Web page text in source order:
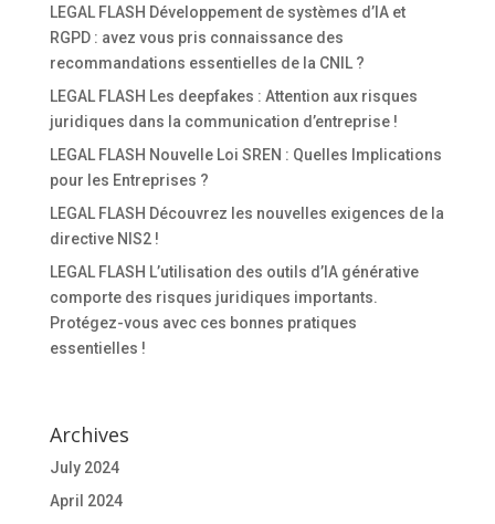
LEGAL FLASH Développement de systèmes d’IA et
RGPD : avez vous pris connaissance des
recommandations essentielles de la CNIL ?
LEGAL FLASH Les deepfakes : Attention aux risques
juridiques dans la communication d’entreprise !
LEGAL FLASH Nouvelle Loi SREN : Quelles Implications
pour les Entreprises ?
LEGAL FLASH Découvrez les nouvelles exigences de la
directive NIS2 !
LEGAL FLASH L’utilisation des outils d’IA générative
comporte des risques juridiques importants.
Protégez-vous avec ces bonnes pratiques
essentielles !
Archives
July 2024
April 2024